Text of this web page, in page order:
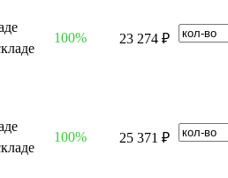
100% 23 274 ₽
100% 25 371 ₽